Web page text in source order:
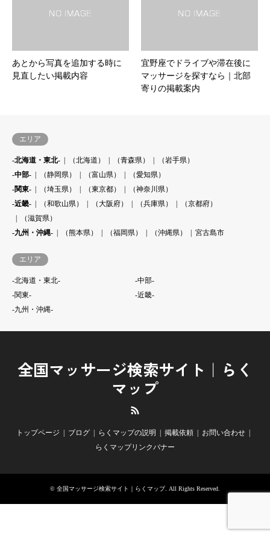
あとから写真を追加する時に
見直したい掲載内容
宜野座でドライブや滞在後に
マッサージを探すなら｜北部
寄りの掲載案内
エリア
-北海道・東北- （北海道） （青森県）
（岩手県）
-中部-
（静岡県） （富山県）
（愛知県）
-関東-
（埼玉県） （東京都）
（神奈川県）
-近畿-
（和歌山県） （大阪府） （兵庫県）
（京都府）
（滋賀県）
-九州・沖縄-
（熊本県） （福岡県） （沖縄県） 宮古島市
エリア
-北海道・東北-
-中部-
-関東-
-近畿-
-九州・沖縄-
全国マッサージ検索サイト｜らく
マップ
トップページ ブログ らくマップの説明 掲載依頼
お問い合わせ
らくマップリンクバナー
© 全国マッサージ検索サイト｜らくマップ. All Rights Reserved.